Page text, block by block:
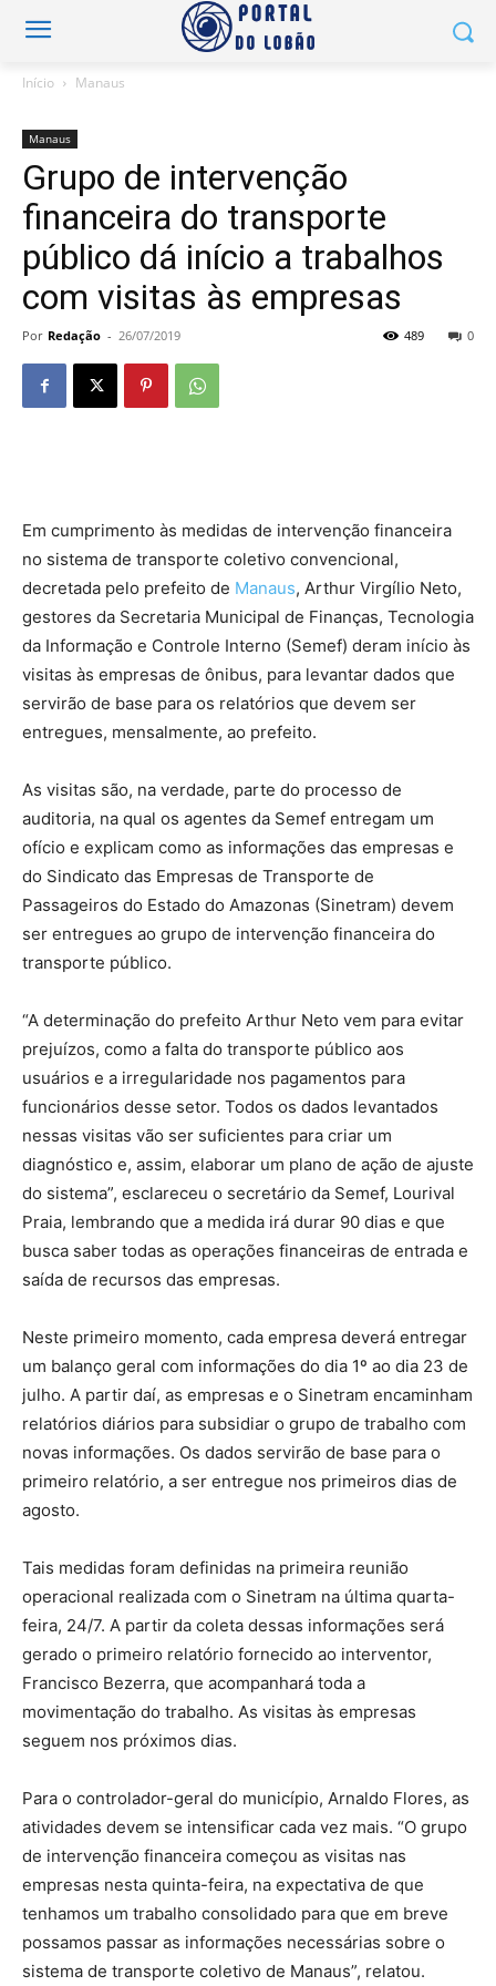
Início Manaus
Manaus
Grupo de intervenção
financeira do transporte
público dá início a trabalhos
com visitas às empresas
Por Redação - 26/07/2019 0
489
Em cumprimento às medidas de intervenção financeira
no sistema de transporte coletivo convencional,
decretada pelo prefeito de Manaus, Arthur Virgílio Neto,
gestores da Secretaria Municipal de Finanças, Tecnologia
da Informação e Controle Interno (Semef) deram início às
visitas às empresas de ônibus, para levantar dados que
servirão de base para os relatórios que devem ser
entregues, mensalmente, ao prefeito.
As visitas são, na verdade, parte do processo de
auditoria, na qual os agentes da Semef entregam um
ofício e explicam como as informações das empresas e
do Sindicato das Empresas de Transporte de
Passageiros do Estado do Amazonas (Sinetram) devem
ser entregues ao grupo de intervenção financeira do
transporte público.
“A determinação do prefeito Arthur Neto vem para evitar
prejuízos, como a falta do transporte público aos
usuários e a irregularidade nos pagamentos para
funcionários desse setor. Todos os dados levantados
nessas visitas vão ser suficientes para criar um
diagnóstico e, assim, elaborar um plano de ação de ajuste
do sistema”, esclareceu o secretário da Semef, Lourival
Praia, lembrando que a medida irá durar 90 dias e que
busca saber todas as operações financeiras de entrada e
saída de recursos das empresas.
Neste primeiro momento, cada empresa deverá entregar
um balanço geral com informações do dia 1º ao dia 23 de
julho. A partir daí, as empresas e o Sinetram encaminham
relatórios diários para subsidiar o grupo de trabalho com
novas informações. Os dados servirão de base para o
primeiro relatório, a ser entregue nos primeiros dias de
agosto.
Tais medidas foram definidas na primeira reunião
operacional realizada com o Sinetram na última quarta-
feira, 24/7. A partir da coleta dessas informações será
gerado o primeiro relatório fornecido ao interventor,
Francisco Bezerra, que acompanhará toda a
movimentação do trabalho. As visitas às empresas
seguem nos próximos dias.
Para o controlador-geral do município, Arnaldo Flores, as
atividades devem se intensificar cada vez mais. “O grupo
de intervenção financeira começou as visitas nas
empresas nesta quinta-feira, na expectativa de que
tenhamos um trabalho consolidado para que em breve
possamos passar as informações necessárias sobre o
sistema de transporte coletivo de Manaus”, relatou.